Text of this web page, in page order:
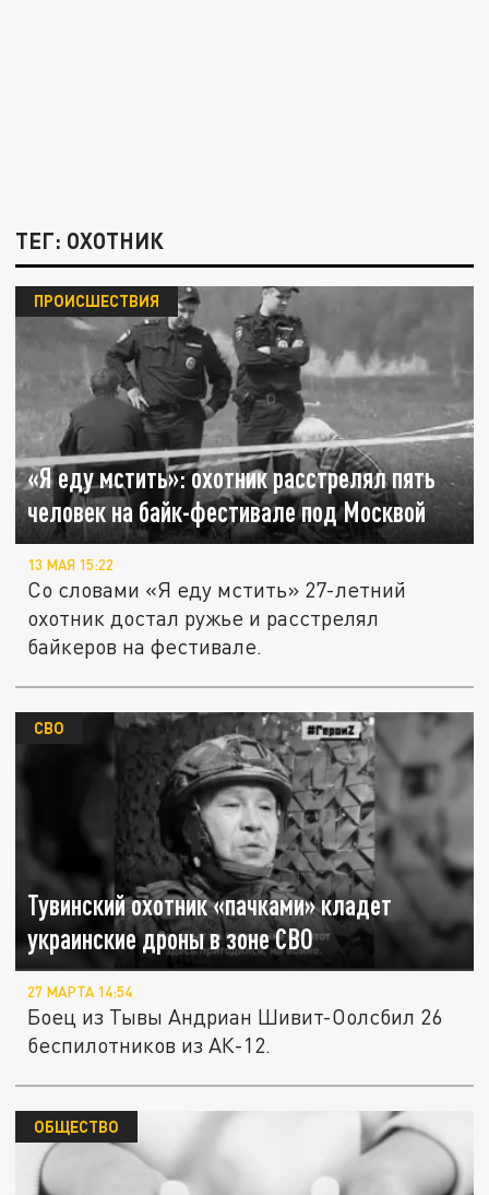
ТЕГ: ОХОТНИК
«Я еду мстить»: охотник расстрелял пять
человек на байк-фестивале под Москвой
ПРОИСШЕСТВИЯ
13 МАЯ 15:22
Со словами «Я еду мстить» 27-летний
охотник достал ружье и расстрелял
байкеров на фестивале.
Тувинский охотник «пачками» кладет
украинские дроны в зоне СВО
СВО
27 МАРТА 14:54
Боец из Тывы Андриан Шивит-Оолсбил 26
беспилотников из АК-12.
ОБЩЕСТВО